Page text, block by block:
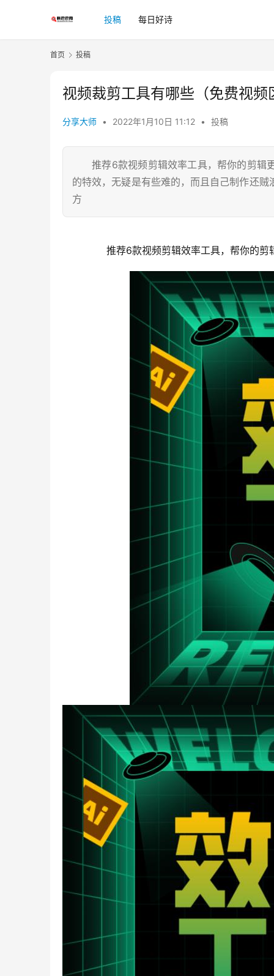
投稿 每日好诗
首页 投稿
视频裁剪工具有哪些（免费视
分享大师 • 2022年1月10日 11:12 • 投稿
推荐6款视频剪辑效率工具，帮你的剪辑
的特效，无疑是有些难的，而且自己制作还
方
推荐6款视频剪辑效率工具，帮你的剪